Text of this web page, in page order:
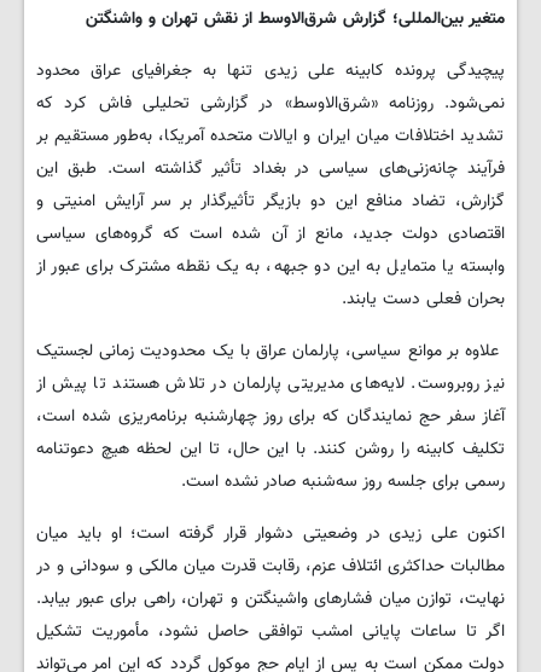
متغیر بین‌المللی؛ گزارش شرق‌الاوسط از نقش تهران و واشنگتن
پیچیدگی پرونده کابینه علی زیدی تنها به جغرافیای عراق محدود
نمی‌شود. روزنامه «شرق‌الاوسط» در گزارشی تحلیلی فاش کرد که
تشدید اختلافات میان ایران و ایالات متحده آمریکا، به‌طور مستقیم بر
فرآیند چانه‌زنی‌های سیاسی در بغداد تأثیر گذاشته است. طبق این
گزارش، تضاد منافع این دو بازیگر تأثیرگذار بر سر آرایش امنیتی و
اقتصادی دولت جدید، مانع از آن شده است که گروه‌های سیاسی
وابسته یا متمایل به این دو جبهه، به یک نقطه مشترک برای عبور از
بحران فعلی دست یابند.
علاوه بر موانع سیاسی، پارلمان عراق با یک محدودیت زمانی لجستیک
نیز روبروست. لایه‌های مدیریتی پارلمان در تلاش هستند تا پیش از
آغاز سفر حج نمایندگان که برای روز چهارشنبه برنامه‌ریزی شده است،
تکلیف کابینه را روشن کنند. با این حال، تا این لحظه هیچ دعوتنامه
رسمی برای جلسه روز سه‌شنبه صادر نشده است.
اکنون علی زیدی در وضعیتی دشوار قرار گرفته است؛ او باید میان
مطالبات حداکثری ائتلاف عزم، رقابت قدرت میان مالکی و سودانی و در
نهایت، توازن میان فشارهای واشینگتن و تهران، راهی برای عبور بیابد.
اگر تا ساعات پایانی امشب توافقی حاصل نشود، مأموریت تشکیل
دولت ممکن است به پس از ایام حج موکول گردد که این امر می‌تواند